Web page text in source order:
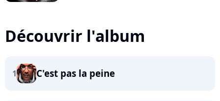
Découvrir l'album
1 C'est pas la peine